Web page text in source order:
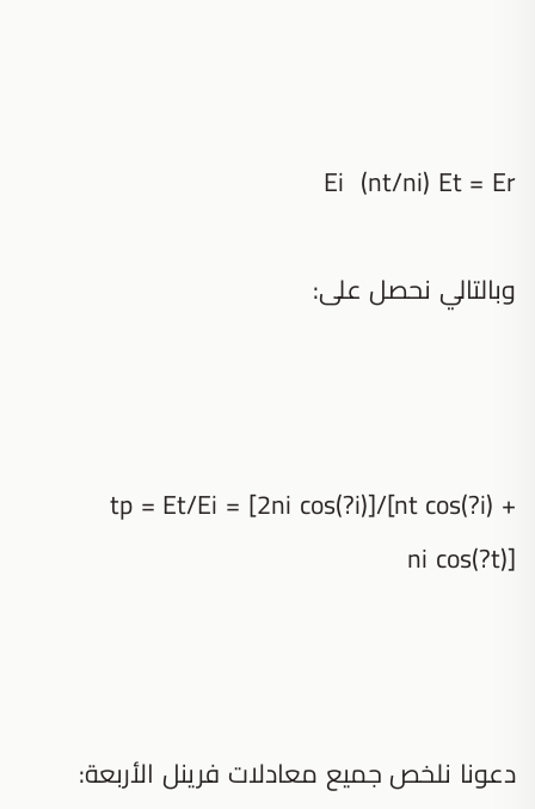
Ei (nt/ni) Et = Er
وبالتالي نحصل على:
tp = Et/Ei = [2ni cos(?i)]/[nt cos(?i) +
ni cos(?t)]
دعونا نلخص جميع معادلات فرينل الأربعة: